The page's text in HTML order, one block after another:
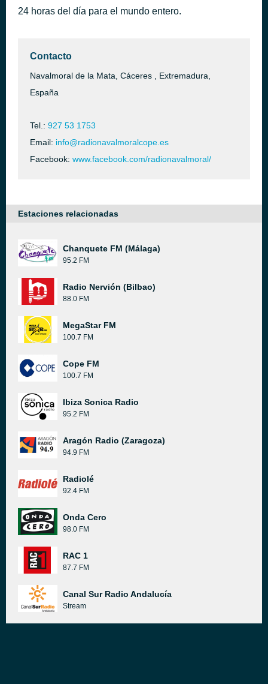
24 horas del día para el mundo entero.
Contacto
Navalmoral de la Mata, Cáceres , Extremadura,
España
Tel.: 927 53 1753
Email: info@radionavalmoralcope.es
Facebook: www.facebook.com/radionavalmoral/
Estaciones relacionadas
Chanquete FM (Málaga)
95.2 FM
Radio Nervión (Bilbao)
88.0 FM
MegaStar FM
100.7 FM
Cope FM
100.7 FM
Ibiza Sonica Radio
95.2 FM
Aragón Radio (Zaragoza)
94.9 FM
Radiolé
92.4 FM
Onda Cero
98.0 FM
RAC 1
87.7 FM
Canal Sur Radio Andalucía
Stream